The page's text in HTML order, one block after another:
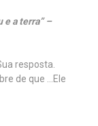
e a terra” –
resposta.
de que …Ele